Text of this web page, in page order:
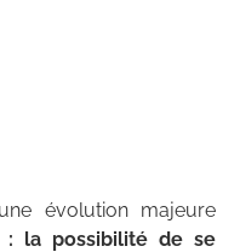
évolution majeure
: la possibilité de se